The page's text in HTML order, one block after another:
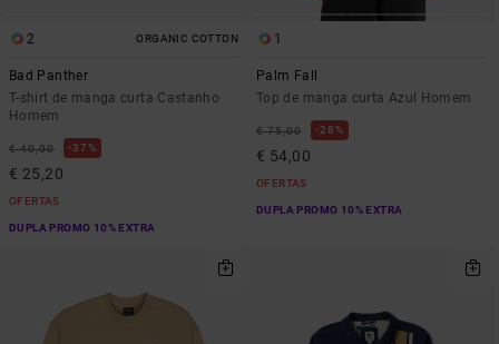
2 ORGANIC COTTON
Bad Panther
T-shirt de manga curta Castanho
Homem
€ 40,00 37%
€ 25,20
OFERTAS
DUPLA PROMO 10% EXTRA
1
Palm Fall
Top de manga curta Azul Homem
€ 75,00 28%
€ 54,00
OFERTAS
DUPLA PROMO 10% EXTRA